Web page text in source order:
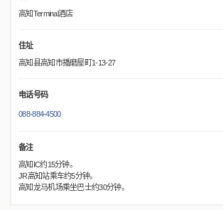
高知Terminal酒店
住址
高知县高知市播磨屋町1-13-27
电话号码
088-884-4500
备注
高知IC约15分钟。
JR高知站乘车约5分钟。
高知龙马机场乘坐巴士约30分钟。